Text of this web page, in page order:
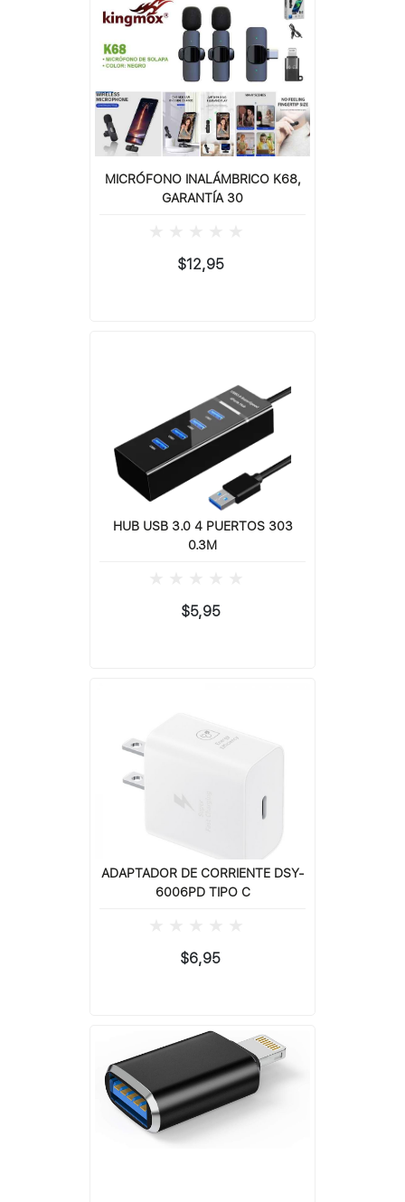
MICRÓFONO INALÁMBRICO K68,
GARANTÍA 30
$12,95
HUB USB 3.0 4 PUERTOS 303
0.3M
$5,95
ADAPTADOR DE CORRIENTE DSY-
6006PD TIPO C
$6,95